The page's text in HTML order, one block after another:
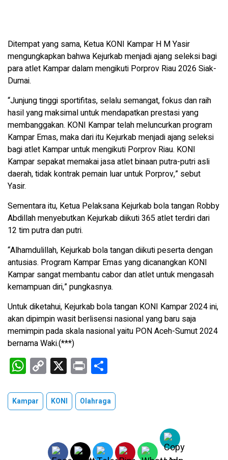
Ditempat yang sama, Ketua KONI Kampar H M Yasir
mengungkapkan bahwa Kejurkab menjadi ajang seleksi bagi
para atlet Kampar dalam mengikuti Porprov Riau 2026 Siak-
Dumai.
“Junjung tinggi sportifitas, selalu semangat, fokus dan raih
hasil yang maksimal untuk mendapatkan prestasi yang
membanggakan. KONI Kampar telah meluncurkan program
Kampar Emas, maka dari itu Kejurkab menjadi ajang seleksi
bagi atlet Kampar untuk mengikuti Porprov Riau. KONI
Kampar sepakat memakai jasa atlet binaan putra-putri asli
daerah, tidak kontrak pemain luar untuk Porprov,” sebut
Yasir.
Sementara itu, Ketua Pelaksana Kejurkab bola tangan Robby
Abdillah menyebutkan Kejurkab diikuti 365 atlet terdiri dari
12 tim putra dan putri.
“Alhamdulillah, Kejurkab bola tangan diikuti peserta dengan
antusias. Program Kampar Emas yang dicanangkan KONI
Kampar sangat membantu cabor dan atlet untuk mengasah
kemampuan diri,” pungkasnya.
Untuk diketahui, Kejurkab bola tangan KONI Kampar 2024 ini,
akan dipimpin wasit berlisensi nasional yang baru saja
memimpin pada skala nasional yaitu PON Aceh-Sumut 2024
bernama Waki.(***)
W
h
at
s
C
o
py
Li
k
X Pr
in
t ar
e
Kampar KONI Olahraga